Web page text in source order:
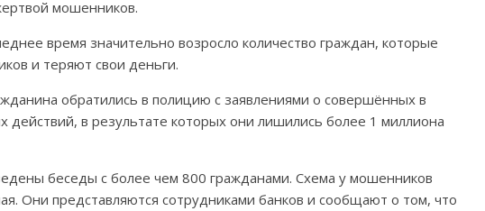
мошенников.
время значительно возросло количество граждан, которые
и теряют свои деньги.
обратились в полицию с заявлениями о совершённых в
в результате которых они лишились более 1 миллиона
беседы с более чем 800 гражданами. Схема у мошенников
Они представляются сотрудниками банков и сообщают о том, что